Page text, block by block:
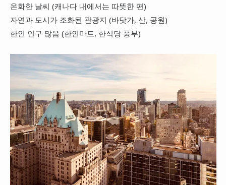
프랑스
이탈리아
스페인
온화한 날씨 (캐나다 내에서는 따뜻한 편)
자연과 도시가 조화된 관광지 (바닷가, 산, 공원)
한인 인구 많음 (한인마트, 한식당 풍부)